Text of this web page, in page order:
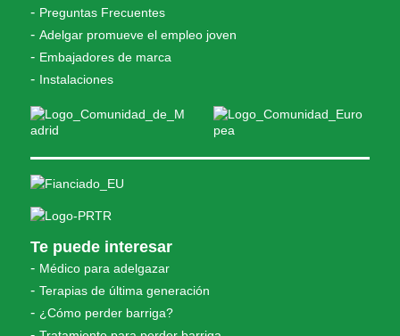
Preguntas Frecuentes
Adelgar promueve el empleo joven
Embajadores de marca
Instalaciones
Te puede interesar
Médico para adelgazar
Terapias de última generación
¿Cómo perder barriga?